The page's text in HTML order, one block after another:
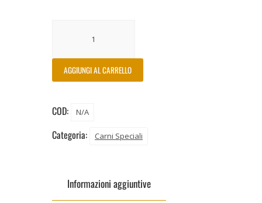
AGGIUNGI AL CARRELLO
COD: N/A
Categoria: Carni Speciali
Informazioni aggiuntive